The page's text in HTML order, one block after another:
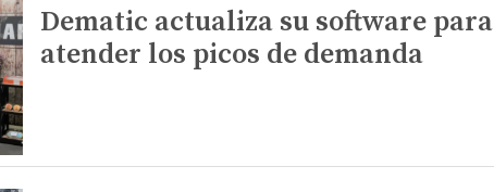
Dematic actualiza su software para
atender los picos de demanda